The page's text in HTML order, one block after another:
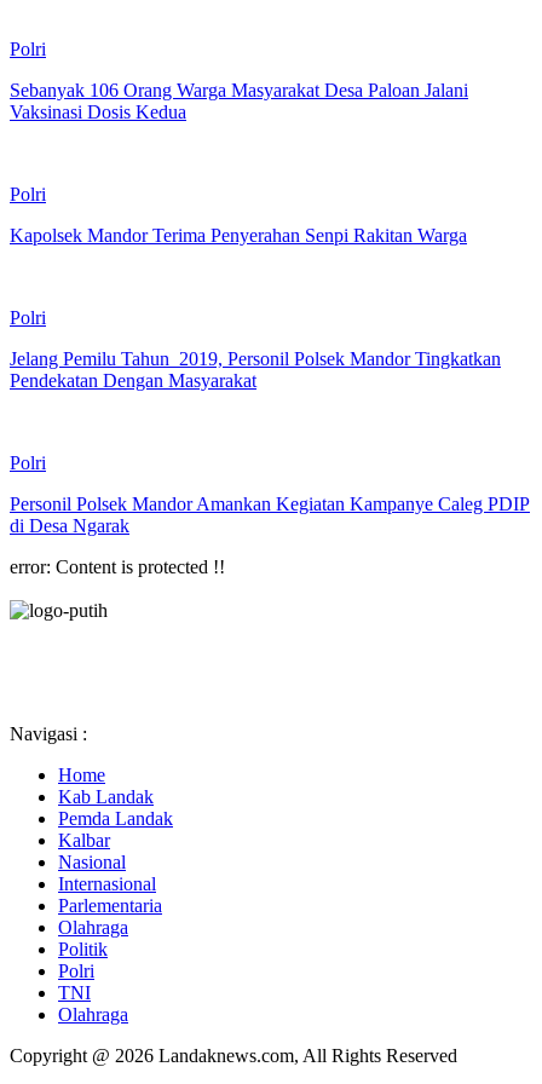
Polri
Sebanyak 106 Orang Warga Masyarakat Desa Paloan Jalani
Vaksinasi Dosis Kedua
Polri
Kapolsek Mandor Terima Penyerahan Senpi Rakitan Warga
Polri
Jelang Pemilu Tahun 2019, Personil Polsek Mandor Tingkatkan
Pendekatan Dengan Masyarakat
Polri
Personil Polsek Mandor Amankan Kegiatan Kampanye Caleg PDIP
di Desa Ngarak
error: Content is protected !!
Navigasi :
Home
Kab Landak
Pemda Landak
Kalbar
Nasional
Internasional
Parlementaria
Olahraga
Politik
Polri
TNI
Olahraga
Copyright @ 2026 Landaknews.com, All Rights Reserved